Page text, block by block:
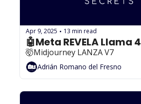
Apr 9, 2025 • 13 min read
🤖Meta REVELA Llama 4
🤯Midjourney LANZA V7
Adrián Romano del Fresno